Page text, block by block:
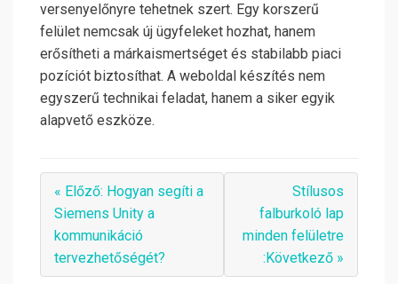
versenyelőnyre tehetnek szert. Egy korszerű
felület nemcsak új ügyfeleket hozhat, hanem
erősítheti a márkaismertséget és stabilabb piaci
pozíciót biztosíthat. A weboldal készítés nem
egyszerű technikai feladat, hanem a siker egyik
alapvető eszköze.
« Előző: Hogyan segíti a
Siemens Unity a
kommunikáció
tervezhetőségét?
Stílusos
falburkoló lap
minden felületre
:Következő »